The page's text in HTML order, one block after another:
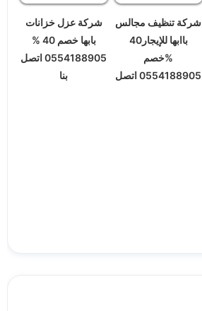
شركة تنظيف مجالس
باابها للإيجار40
%خصم
0554188905 اتصل
شركة عزل خزانات
بابها خصم 40 %
0554188905 اتصل
بنا